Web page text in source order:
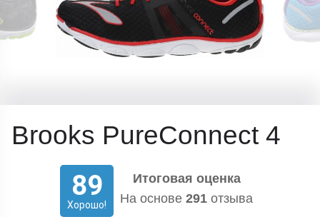
Brooks PureConnect 4
89
Хорошо!
Итоговая оценка
На основе 291 отзыва